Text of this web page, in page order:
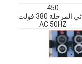
450
ثلاثي المرحلة 380 فولت
AC 50HZ